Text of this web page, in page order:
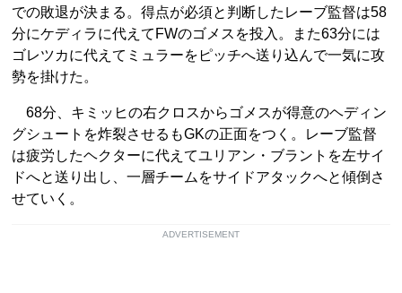
での敗退が決まる。得点が必須と判断したレーブ監督は58
分にケディラに代えてFWのゴメスを投入。また63分には
ゴレツカに代えてミュラーをピッチへ送り込んで一気に攻
勢を掛けた。
68分、キミッヒの右クロスからゴメスが得意のヘディン
グシュートを炸裂させるもGKの正面をつく。レーブ監督
は疲労したヘクターに代えてユリアン・ブラントを左サイ
ドへと送り出し、一層チームをサイドアタックへと傾倒さ
せていく。
ADVERTISEMENT